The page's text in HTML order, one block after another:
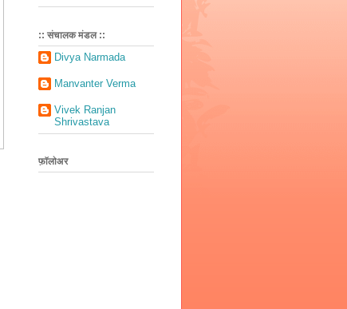
:: संचालक मंडल ::
Divya Narmada
Manvanter Verma
Vivek Ranjan
Shrivastava
फ़ॉलोअर